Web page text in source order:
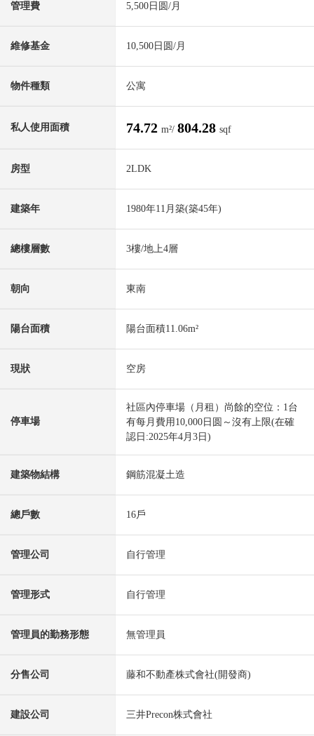
管理費 5,500日圆/月
維修基金 10,500日圆/月
物件種類 公寓
私人使用面積 74.72 m²/ 804.28 sqf
房型 2LDK
建築年 1980年11月築(築45年)
總樓層數 3樓/地上4層
朝向 東南
陽台面積 陽台面積11.06m²
現狀 空房
停車場
社區內停車場（月租）尚餘的空位：1台
有每月費用10,000日圆～沒有上限(在確
認日:2025年4月3日)
建築物結構 鋼筋混凝土造
總戶數 16戶
管理公司 自行管理
管理形式 自行管理
管理員的勤務形態 無管理員
分售公司 藤和不動產株式會社(開發商)
建設公司 三井Precon株式會社